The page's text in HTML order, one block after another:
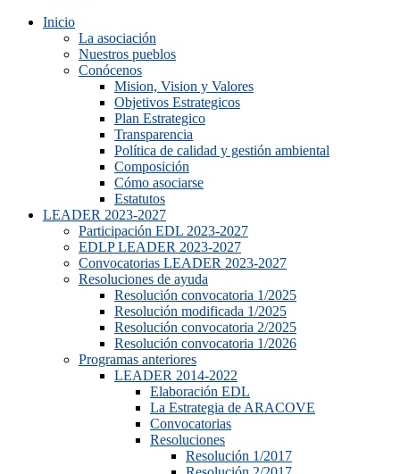
Inicio
La asociación
Nuestros pueblos
Conócenos
Mision, Vision y Valores
Objetivos Estrategicos
Plan Estrategico
Transparencia
Política de calidad y gestión ambiental
Composición
Cómo asociarse
Estatutos
LEADER 2023-2027
Participación EDL 2023-2027
EDLP LEADER 2023-2027
Convocatorias LEADER 2023-2027
Resoluciones de ayuda
Resolución convocatoria 1/2025
Resolución modificada 1/2025
Resolución convocatoria 2/2025
Resolución convocatoria 1/2026
Programas anteriores
LEADER 2014-2022
Elaboración EDL
La Estrategia de ARACOVE
Convocatorias
Resoluciones
Resolución 1/2017